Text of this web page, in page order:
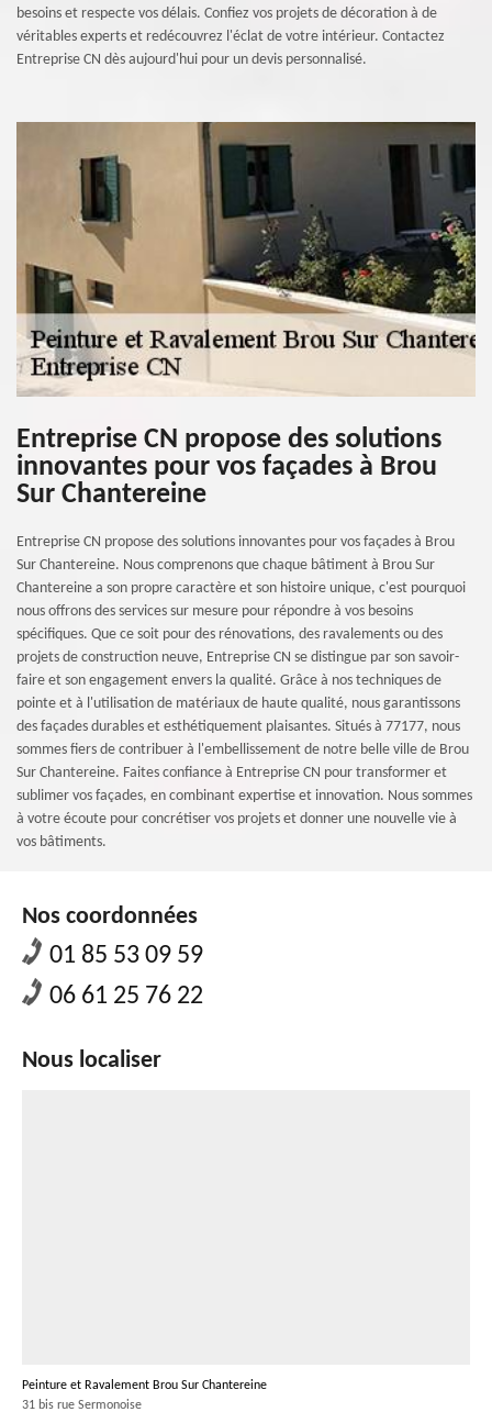
besoins et respecte vos délais. Confiez vos projets de décoration à de
véritables experts et redécouvrez l'éclat de votre intérieur. Contactez
Entreprise CN dès aujourd'hui pour un devis personnalisé.
Entreprise CN propose des solutions
innovantes pour vos façades à Brou
Sur Chantereine
Entreprise CN propose des solutions innovantes pour vos façades à Brou
Sur Chantereine. Nous comprenons que chaque bâtiment à Brou Sur
Chantereine a son propre caractère et son histoire unique, c'est pourquoi
nous offrons des services sur mesure pour répondre à vos besoins
spécifiques. Que ce soit pour des rénovations, des ravalements ou des
projets de construction neuve, Entreprise CN se distingue par son savoir-
faire et son engagement envers la qualité. Grâce à nos techniques de
pointe et à l'utilisation de matériaux de haute qualité, nous garantissons
des façades durables et esthétiquement plaisantes. Situés à 77177, nous
sommes fiers de contribuer à l'embellissement de notre belle ville de Brou
Sur Chantereine. Faites confiance à Entreprise CN pour transformer et
sublimer vos façades, en combinant expertise et innovation. Nous sommes
à votre écoute pour concrétiser vos projets et donner une nouvelle vie à
vos bâtiments.
Nos coordonnées
01 85 53 09 59
06 61 25 76 22
Nous localiser
Peinture et Ravalement Brou Sur Chantereine
31 bis rue Sermonoise